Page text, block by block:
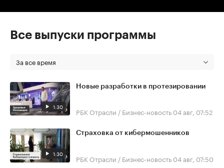
Все выпуски программы
За все время
1:30
Новые разработки в протезировании
РБК Отрасли / Бизнес-новость 04 авг, 07:52
1:30
Страховка от кибермошенников
РБК Отрасли / Бизнес-новость 04 авг, 07:50